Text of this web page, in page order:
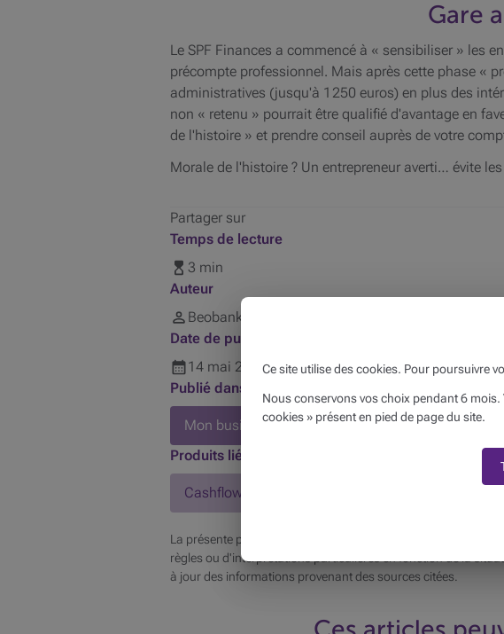
Gare
Le SPF Finances a commencé à « sensibiliser » les
précompte professionnel. Mais après cette phase «
administratives (jusqu'à 1 250 euros) en plus des
non « retenu » pourrait être qualifié d'avantage en
de l'histoire » et prendre conseil auprès de votre
Morale de l'histoire ? Un entrepreneur averti… évite
Partager sur
Temps de lecture
3 min
Auteur
Beobank
Date de publication
14 mai 2019
Publié dans
Mon business
Produits liés
Cashflow
La présente publication reprend des informations générales
règles ou d'interprétations particulières en fonction de la
à jour des informations provenant des sources citées.
Ce site utilise des cookies. Pour poursuivre
Nous conservons vos choix pendant 6
cookies » présent en pied de page du site.